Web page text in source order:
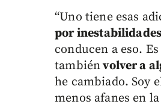
“Uno tiene esas
por
conducen a eso.
tambiénvolver a
he cambiado. Soy
menos afanes en